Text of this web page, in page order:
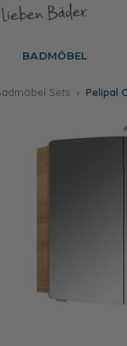
BADMÖBEL
Sets Pelipal